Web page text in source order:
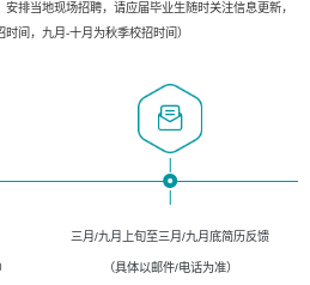
安排当地现场招聘，请应届毕业生随时关注信息更新，
间，九月-十月为秋季校招时间）
三月/九月上旬至三月/九月底简历反馈
（具体以邮件/电话为准）